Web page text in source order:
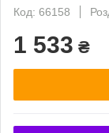
Код: 66158
1 533 ₴